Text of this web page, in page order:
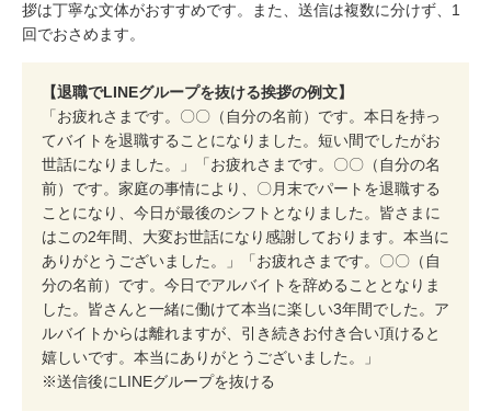
拶は丁寧な文体がおすすめです。また、送信は複数に分けず、1
回でおさめます。
【退職でLINEグループを抜ける挨拶の例文】
「お疲れさまです。〇〇（自分の名前）です。本日を持っ
てバイトを退職することになりました。短い間でしたがお
世話になりました。」「お疲れさまです。〇〇（自分の名
前）です。家庭の事情により、〇月末でパートを退職する
ことになり、今日が最後のシフトとなりました。皆さまに
はこの2年間、大変お世話になり感謝しております。本当に
ありがとうございました。」「お疲れさまです。〇〇（自
分の名前）です。今日でアルバイトを辞めることとなりま
した。皆さんと一緒に働けて本当に楽しい3年間でした。ア
ルバイトからは離れますが、引き続きお付き合い頂けると
嬉しいです。本当にありがとうございました。」
※送信後にLINEグループを抜ける